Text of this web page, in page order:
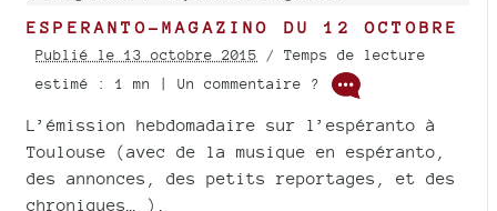
ESPERANTO-MAGAZINO DU 12 OCTOBRE
Publié le 13 octobre 2015 / Temps de lecture
estimé : 1 mn | Un commentaire ?
L’émission hebdomadaire sur l’espéranto à
Toulouse (avec de la musique en espéranto,
des annonces, des petits reportages, et des
chroniques… ).